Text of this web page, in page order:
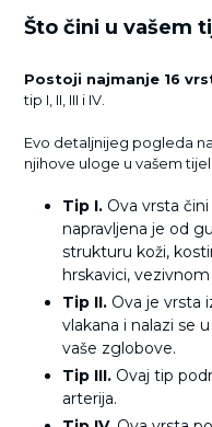
Što čini u vašem
Postoji najmanje 16
tip I, II, III i IV.
Evo detaljnijeg pogleda
njihove uloge u vašem
Tip I. Ova vrsta
napravljena je od
strukturu koži,
hrskavici,
Tip II. Ova je vrsta
vlakana i nalazi se
vaše zglobove.
Tip III. Ovaj tip
arterija.